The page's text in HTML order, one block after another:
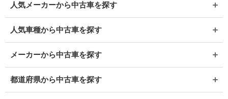
人気メーカーから中古車を探す
人気車種から中古車を探す
メーカーから中古車を探す
都道府県から中古車を探す